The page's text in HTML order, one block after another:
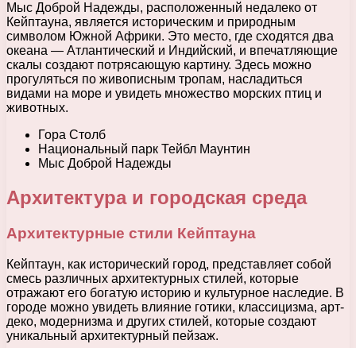
Мыс Доброй Надежды, расположенный недалеко от
Кейптауна, является историческим и природным
символом Южной Африки. Это место, где сходятся два
океана — Атлантический и Индийский, и впечатляющие
скалы создают потрясающую картину. Здесь можно
прогуляться по живописным тропам, насладиться
видами на море и увидеть множество морских птиц и
животных.
Гора Столб
Национальный парк Тейбл Маунтин
Мыс Доброй Надежды
Архитектура и городская среда
Архитектурные стили Кейптауна
Кейптаун, как исторический город, представляет собой
смесь различных архитектурных стилей, которые
отражают его богатую историю и культурное наследие. В
городе можно увидеть влияние готики, классицизма, арт-
деко, модернизма и других стилей, которые создают
уникальный архитектурный пейзаж.